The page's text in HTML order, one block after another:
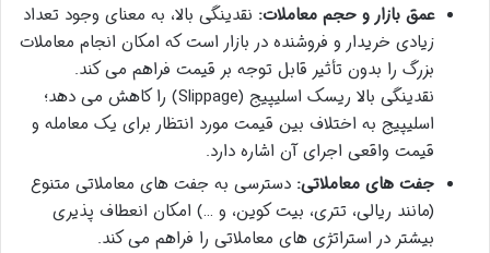
عمق بازار و حجم معاملات: نقدینگی بالا، به معنای وجود تعداد
زیادی خریدار و فروشنده در بازار است که امکان انجام معاملات
بزرگ را بدون تأثیر قابل توجه بر قیمت فراهم می کند.
نقدینگی بالا ریسک اسلیپیج (Slippage) را کاهش می دهد؛
اسلیپیج به اختلاف بین قیمت مورد انتظار برای یک معامله و
قیمت واقعی اجرای آن اشاره دارد.
جفت های معاملاتی: دسترسی به جفت های معاملاتی متنوع
(مانند ریالی، تتری، بیت کوین، و …) امکان انعطاف پذیری
بیشتر در استراتژی های معاملاتی را فراهم می کند.